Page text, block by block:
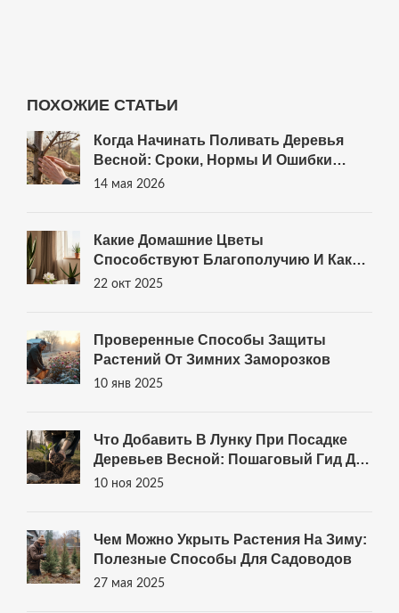
ПОХОЖИЕ СТАТЬИ
Когда Начинать Поливать Деревья
Весной: Сроки, Нормы И Ошибки
Новичков
14 мая 2026
Какие Домашние Цветы
Способствуют Благополучию И Как
Их Правильно Выращивать
22 окт 2025
Проверенные Способы Защиты
Растений От Зимних Заморозков
10 янв 2025
Что Добавить В Лунку При Посадке
Деревьев Весной: Пошаговый Гид Для
Здорового Роста
10 ноя 2025
Чем Можно Укрыть Растения На Зиму:
Полезные Способы Для Садоводов
27 мая 2025